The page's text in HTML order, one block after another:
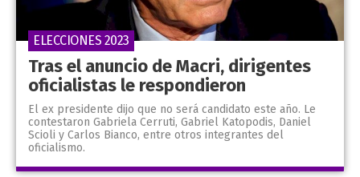
Tras el anuncio de Macri, dirigentes
oficialistas le respondieron
El ex presidente dijo que no será candidato este año. Le
contestaron Gabriela Cerruti, Gabriel Katopodis, Daniel
Scioli y Carlos Bianco, entre otros integrantes del
oficialismo.
ELECCIONES 2023